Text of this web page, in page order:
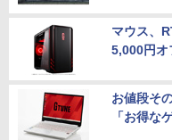
マウス、
5,000円オ
お値段そ
「お得な